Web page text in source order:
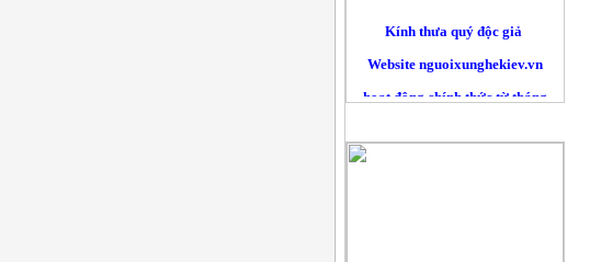
Website nguoixunghekiev.vn
hoạt động chính thức từ tháng
Trang tin đăng tải tin tức